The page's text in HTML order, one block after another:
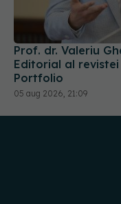
Prof. dr. Valeriu
Editorial al
Portfolio
05 aug 2026, 21:09